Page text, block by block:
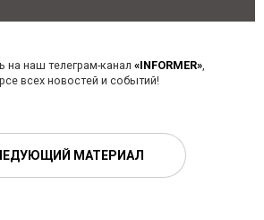
на наш телеграм-канал «INFORMER»,
всех новостей и событий!
МАТЕРИАЛ